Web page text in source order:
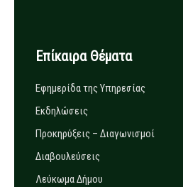
Επίκαιρα Θέματα
Εφημερίδα της Υπηρεσίας
Εκδηλώσεις
Προκηρύξεις – Διαγωνισμοί
Διαβουλεύσεις
Λεύκωμα Δήμου